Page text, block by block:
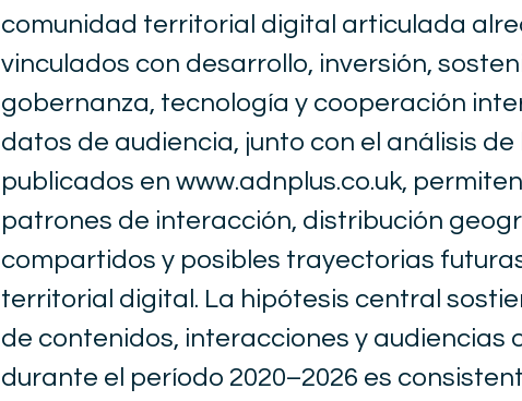
comunidad territorial digital articulada
vinculados con desarrollo, inversión,
gobernanza, tecnología y cooperación
datos de audiencia, junto con el análisis
publicados en www.adnplus.co.uk,
patrones de interacción, distribución
compartidos y posibles trayectorias
territorial digital. La hipótesis central
de contenidos, interacciones y audiencias
durante el período 2020–2026 es